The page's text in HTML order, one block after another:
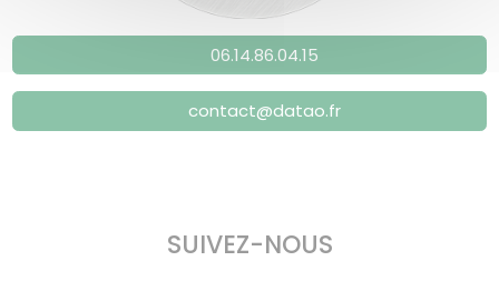
06.14.86.04.15
contact@datao.fr
SUIVEZ-NOUS